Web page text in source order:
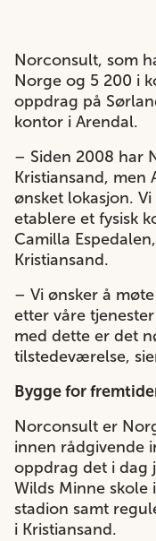
Norconsult, som
Norge og 5 200 i
oppdrag på
kontor i Arendal.
– Siden 2008 har
Kristiansand,
ønsket lokasjon.
etablere et fysisk
Camilla
Kristiansand.
– Vi ønsker å
etter våre
med dette er det
tilstedeværelse,
Bygge for
Norconsult er
innen rådgivende
oppdrag det i dag
Wilds Minne skole
stadion samt
i Kristiansand.